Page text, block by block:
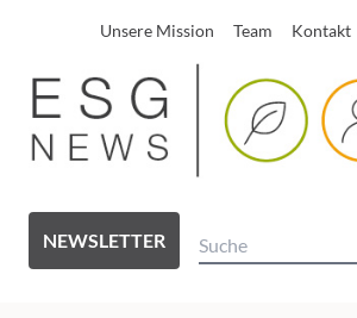
Unsere Mission Team Kontakt
NEWSLETTER